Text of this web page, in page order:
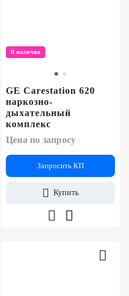
В наличии
GE Carestation 620
наркозно-
дыхательный
комплекс
Цена по запросу
Запросить КП
Купить